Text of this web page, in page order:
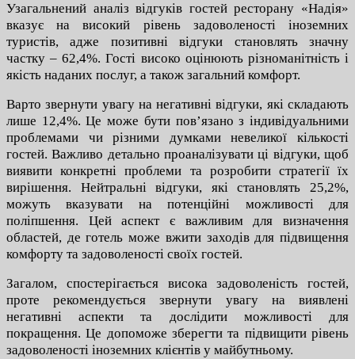
Узагальнений аналіз відгуків гостей ресторану «Надія»
вказує на високий рівень задоволеності іноземних
туристів, адже позитивні відгуки становлять значну
частку – 62,4%. Гості високо оцінюють різноманітність і
якість наданих послуг, а також загальний комфорт.
Варто звернути увагу на негативні відгуки, які складають
лише 12,4%. Це може бути пов’язано з індивідуальними
проблемами чи різними думками невеликої кількості
гостей. Важливо детально проаналізувати ці відгуки, щоб
виявити конкретні проблеми та розробити стратегії їх
вирішення. Нейтральні відгуки, які становлять 25,2%,
можуть вказувати на потенційні можливості для
поліпшення. Цей аспект є важливим для визначення
областей, де готель може вжити заходів для підвищення
комфорту та задоволеності своїх гостей.
Загалом, спостерігається висока задоволеність гостей,
проте рекомендується звернути увагу на виявлені
негативні аспекти та дослідити можливості для
покращення. Це допоможе зберегти та підвищити рівень
задоволеності іноземних клієнтів у майбутньому.